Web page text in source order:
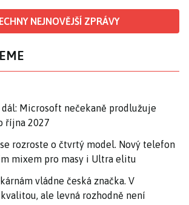
NEJNOVĚJŠÍ ZPRÁVY
Microsoft nečekaně prodlužuje
října 2027
se rozroste o čtvrtý model. Nový telefon
mixem pro masy i Ultra elitu
vládne česká značka. V
ale levná rozhodně není